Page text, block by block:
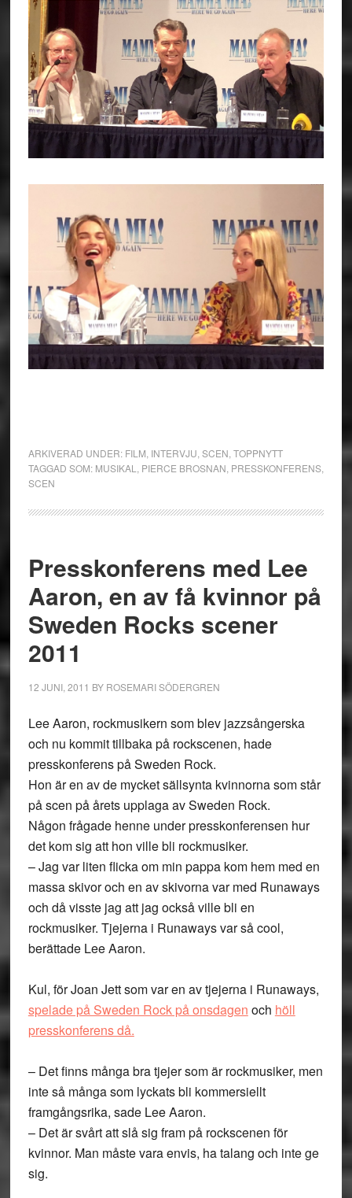
ARKIVERAD UNDER: FILM INTERVJU SCEN TOPPNYTT
TAGGAD SOM: MUSIKAL PIERCE BROSNAN PRESSKONFERENS,
SCEN
Presskonferens med Lee
Aaron, en av få kvinnor på
Sweden Rocks scener
2011
12 JUNI, 2011 BY ROSEMARI SÖDERGREN
Lee Aaron, rockmusikern som blev jazzsångerska
och nu kommit tillbaka på rockscenen, hade
presskonferens på Sweden Rock.
Hon är en av de mycket sällsynta kvinnorna som står
på scen på årets upplaga av Sweden Rock.
Någon frågade henne under presskonferensen hur
det kom sig att hon ville bli rockmusiker.
– Jag var liten flicka om min pappa kom hem med en
massa skivor och en av skivorna var med Runaways
och då visste jag att jag också ville bli en
rockmusiker. Tjejerna i Runaways var så cool,
berättade Lee Aaron.
Kul, för Joan Jett som var en av tjejerna i Runaways,
spelade på Sweden Rock på onsdagen och höll
presskonferens då.
– Det finns många bra tjejer som är rockmusiker, men
inte så många som lyckats bli kommersiellt
framgångsrika, sade Lee Aaron.
– Det är svårt att slå sig fram på rockscenen för
kvinnor. Man måste vara envis, ha talang och inte ge
sig.